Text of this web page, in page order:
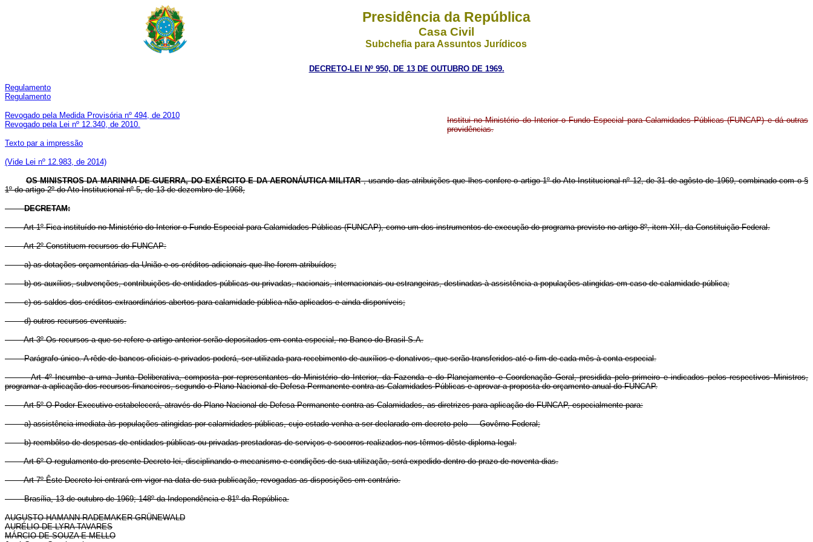
Presidência da República
Casa Civil
Subchefia para Assuntos Jurídicos
DECRETO-LEI Nº 950, DE 13 DE OUTUBRO DE 1969.
Regulamento
Regulamento
Revogado pela Medida Provisória nº 494, de 2010
Revogado pela Lei nº 12.340, de 2010.
Texto par a impressão
(Vide Lei nº 12.983, de 2014)
Institui no Ministério do Interior o Fundo Especial para Calamidades Públicas (FUNCAP) e dá outras
providências.
OS MINISTROS DA MARINHA DE GUERRA, DO EXÉRCITO E DA AERONÁUTICA MILITAR, usando das atribuições que lhes confere o artigo 1º do Ato Institucional nº 12, de 31 de agôsto de 1969, combinado com o §
1º do artigo 2º do Ato Institucional nº 5, de 13 de dezembro de 1968,
DECRETAM:
Art 1º Fica instituído no Ministério do Interior o Fundo Especial para Calamidades Públicas (FUNCAP), como um dos instrumentos de execução do programa previsto no artigo 8º, item XII, da Constituição Federal.
Art 2º Constituem recursos do FUNCAP:
a) as dotações orçamentárias da União e os créditos adicionais que lhe forem atribuídos;
b) os auxílios, subvenções, contribuições de entidades públicas ou privadas, nacionais, internacionais ou estrangeiras, destinadas à assistência a populações atingidas em caso de calamidade pública;
c) os saldos dos créditos extraordinários abertos para calamidade pública não aplicados e ainda disponíveis;
d) outros recursos eventuais.
Art 3º Os recursos a que se refere o artigo anterior serão depositados em conta especial, no Banco do Brasil S.A.
Parágrafo único. A rêde de bancos oficiais e privados poderá, ser utilizada para recebimento de auxílios e donativos, que serão transferidos até o fim de cada mês à conta especial.
Art 4º Incumbe a uma Junta Deliberativa, composta por representantes do Ministério do Interior, da Fazenda e do Planejamento e Coordenação Geral, presidida pelo primeiro e indicados pelos respectivos Ministros,
programar a aplicação dos recursos financeiros, segundo o Plano Nacional de Defesa Permanente contra as Calamidades Públicas e aprovar a proposta do orçamento anual do FUNCAP.
Art 5º O Poder Executivo estabelecerá, através do Plano Nacional de Defesa Permanente contra as Calamidades, as diretrizes para aplicação do FUNCAP, especialmente para:
a) assistência imediata às populações atingidas por calamidades públicas, cujo estado venha a ser declarado em decreto pelo Govêrno Federal;
b) reembôlso de despesas de entidades públicas ou privadas prestadoras de serviços e socorros realizados nos têrmos dêste diploma legal.
Art 6º O regulamento do presente Decreto-lei, disciplinando o mecanismo e condições de sua utilização, será expedido dentro do prazo de noventa dias.
Art 7º Êste Decreto-lei entrará em vigor na data de sua publicação, revogadas as disposições em contrário.
Brasília, 13 de outubro de 1969; 148º da Independência e 81º da República.
AUGUSTO HAMANN RADEMAKER GRÜNEWALD
AURÉLIO DE LYRA TAVARES
MÁRCIO DE SOUZA E MELLO